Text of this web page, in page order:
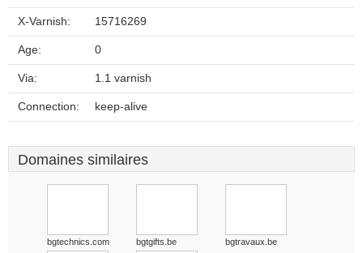
X-Varnish: 15716269
Age: 0
Via: 1.1 varnish
Connection: keep-alive
Domaines similaires
bgtechnics.com bgtgifts.be bgtravaux.be